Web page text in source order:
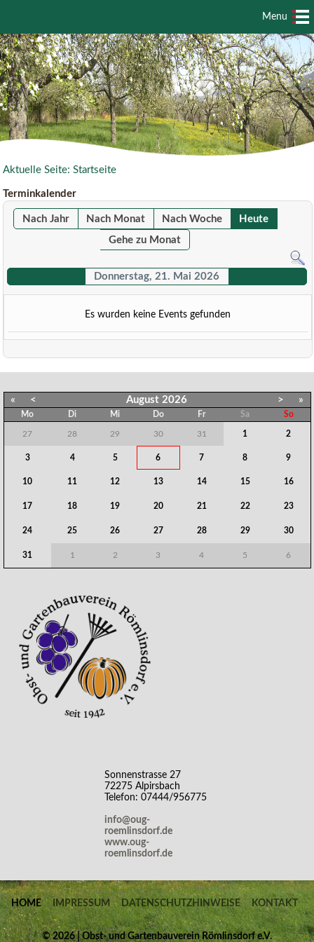
Menu
Aktuelle Seite:Startseite
Terminkalender
Nach Jahr Nach Monat Nach Woche
Heute
Gehe zu Monat
Donnerstag, 21. Mai 2026
Es wurden keine Events gefunden
« < August 2026 > »
Mo Di Mi Do Fr Sa So
27 28 29 30 31 1 2
3 4 5 6 7 8 9
10 11 12 13 14 15 16
17 18 19 20 21 22 23
24 25 26 27 28 29 30
31 1 2 3 4 5 6
Sonnenstrasse 27
72275 Alpirsbach
Telefon: 07444/956775
info@oug-
roemlinsdorf.de
www.oug-
roemlinsdorf.de
HOME IMPRESSUM DATENSCHUTZHINWEISE KONTAKT
©2026 | Obst- und Gartenbauverein Römlinsdorf e.V.